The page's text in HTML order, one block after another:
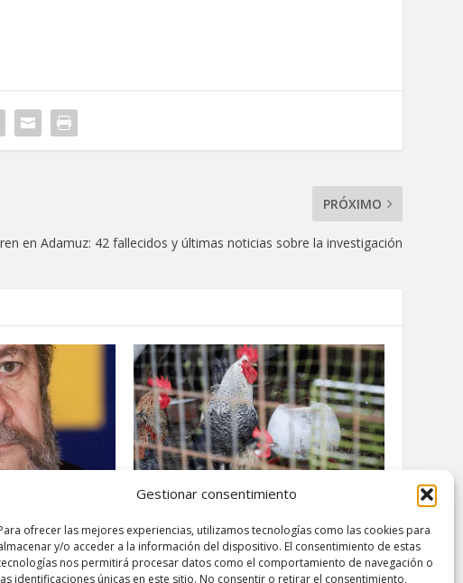
Gestionar consentimiento
ofrecer las mejores experiencias, utilizamos tecnologías como las cookies para
y/o acceder a la información del dispositivo. El consentimiento de estas
nos permitirá procesar datos como el comportamiento de navegación o
identificaciones únicas en este sitio. No consentir o retirar el consentimiento,
PRÓXIMO
en Adamuz: 42 fallecidos y últimas noticias sobre la investigación
Parlamento
Robles
Recomienda el Confinamiento de
Aves de Corral en España y Europa
noviembre 24, 2025